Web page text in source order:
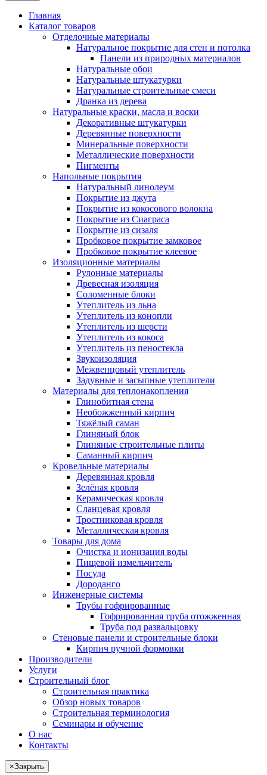
Главная
Каталог товаров
Отделочные материалы
Натуральное покрытие для стен и потолка
Панели из природных материалов
Натуральные обои
Натуральные штукатурки
Натуральные строительные смеси
Дранка из дерева
Натуральные краски, масла и воски
Декоративные штукатурки
Деревянные поверхности
Минеральные поверхности
Металлические поверхности
Пигменты
Напольные покрытия
Натуральный линолеум
Покрытие из джута
Покрытие из кокосового волокна
Покрытие из Сиаграса
Покрытие из сизаля
Пробковое покрытие замковое
Пробковое покрытие клеевое
Изоляционные материалы
Рулонные материалы
Древесная изоляция
Соломенные блоки
Утеплитель из льна
Утеплитель из конопли
Утеплитель из шерсти
Утеплитель из кокоса
Утеплитель из пеностекла
Звукоизоляция
Межвенцовый утеплитель
Задувные и засыпные утеплители
Материалы для теплонакопления
Глинобитная стена
Необожженный кирпич
Тяжёлый саман
Глиняный блок
Глиняные строительные плиты
Саманный кирпич
Кровельные материалы
Деревянная кровля
Зелёная кровля
Керамическая кровля
Сланцевая кровля
Тростниковая кровля
Металлическая кровля
Товары для дома
Очистка и ионизация воды
Пищевой измельчитель
Посуда
Дороданго
Инженерные системы
Трубы гофрированные
Гофрированная труба отожженная
Труба под развальцовку
Стеновые панели и строительные блоки
Кирпич ручной формовки
Производители
Услуги
Строительный блог
Строительная практика
Обзор новых товаров
Строительная терминология
Семинары и обучение
О нас
Контакты
×Закрыть